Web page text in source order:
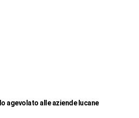
agevolato alle aziende lucane